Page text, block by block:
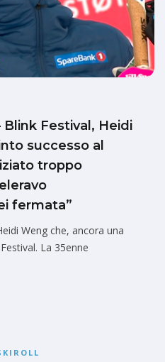
Festival, Heidi
successo al
troppo
fermata”
Weng che, ancora una
La 35enne